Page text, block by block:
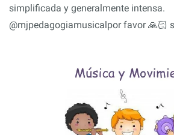
simplificada y generalmente intensa.
@mjpedagogiamusicalpor favor 🙏🏻